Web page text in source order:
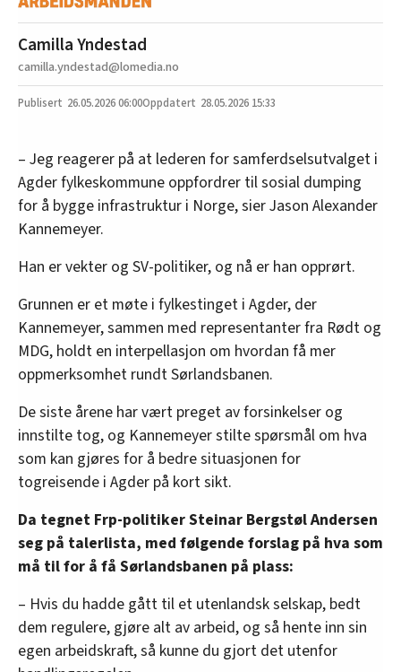
Camilla Yndestad
camilla.yndestad@lomedia.no
26.05.202606:00 28.05.2026 15:33
– Jeg reagerer på at lederen for samferdselsutvalget i
Agder fylkeskommune oppfordrer til sosial dumping
for å bygge infrastruktur i Norge, sier Jason Alexander
Kannemeyer.
Han er vekter og SV-politiker, og nå er han opprørt.
Grunnen er et møte i fylkestinget i Agder, der
Kannemeyer, sammen med representanter fra Rødt og
MDG, holdt en interpellasjon om hvordan få mer
oppmerksomhet rundt Sørlandsbanen.
De siste årene har vært preget av forsinkelser og
innstilte tog, og Kannemeyer stilte spørsmål om hva
som kan gjøres for å bedre situasjonen for
togreisende i Agder på kort sikt.
Da tegnet Frp-politiker Steinar Bergstøl Andersen
seg på talerlista, med følgende forslag på hva som
må til for å få Sørlandsbanen på plass:
– Hvis du hadde gått til et utenlandsk selskap, bedt
dem regulere, gjøre alt av arbeid, og så hente inn sin
egen arbeidskraft, så kunne du gjort det utenfor